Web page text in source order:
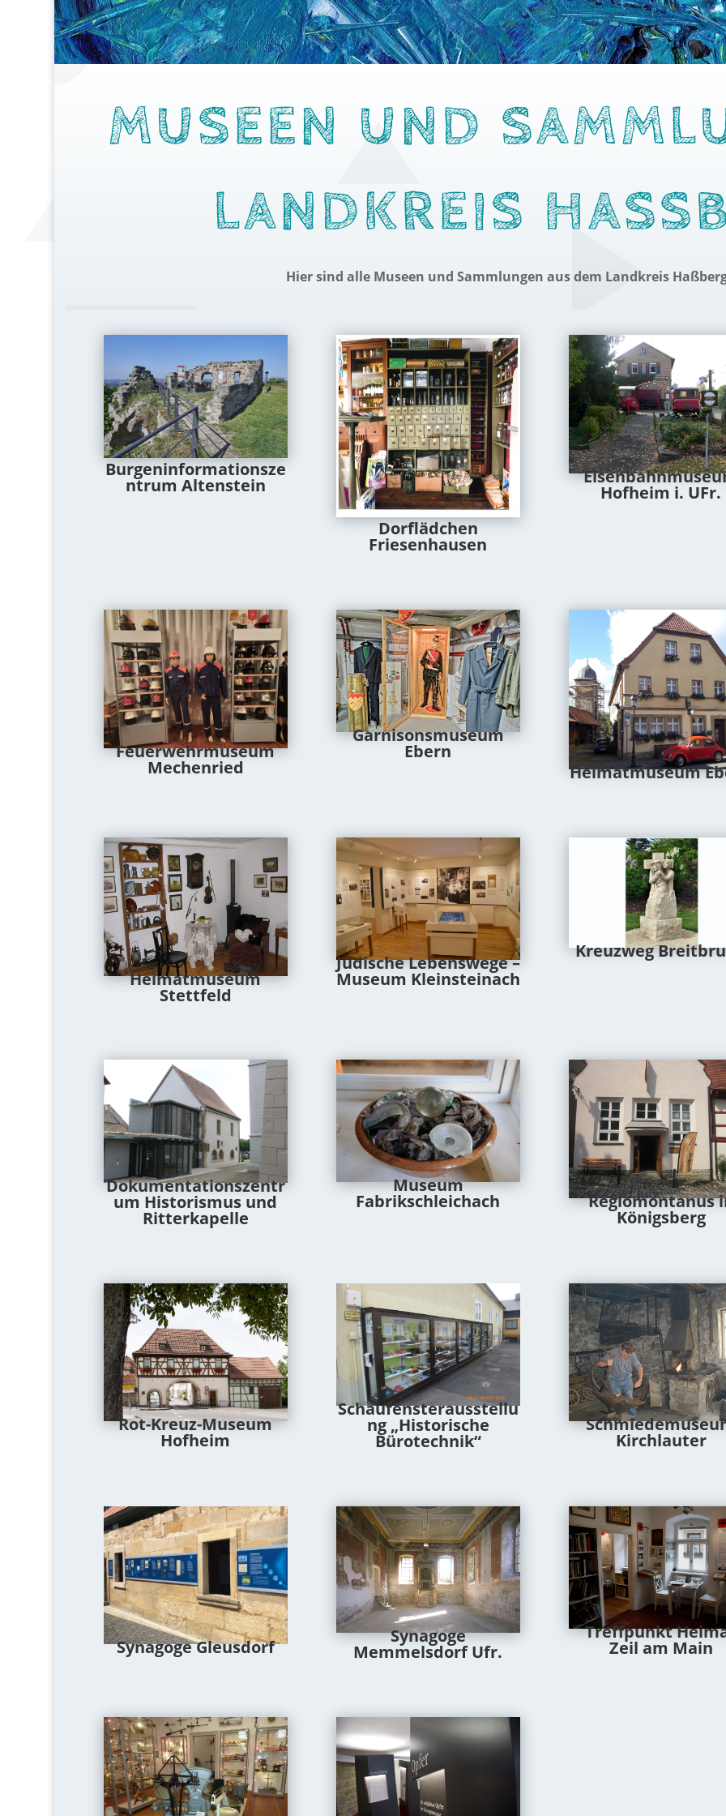
MUSEEN UND
LANDKREIS
Hier sind alle Museen und Sammlungen aus dem Landkreis
Burgeninformationsze
ntrum Altenstein
Dorflädchen
Friesenhausen
Hofheim i. UFr.
Feuerwehrmuseum
Mechenried
Garnisonsmuseum
Ebern
Heimatmuseum
Heimatmuseum
Stettfeld
Jüdische Lebenswege –
Museum Kleinsteinach
Kreuzweg
Dokumentationszentr
um Historismus und
Ritterkapelle
Museum
Fabrikschleichach Regiomontanus
Königsberg
Rot-Kreuz-Museum
Hofheim
Schaufensterausstellu
ng „Historische
Bürotechnik“ Kirchlauter
Synagoge Gleusdorf
Synagoge
Memmelsdorf Ufr.
Treffpunkt
Zeil am Main